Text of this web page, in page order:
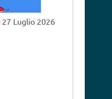
27 Luglio 2026